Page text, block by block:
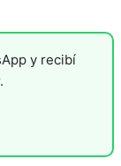
y recibí